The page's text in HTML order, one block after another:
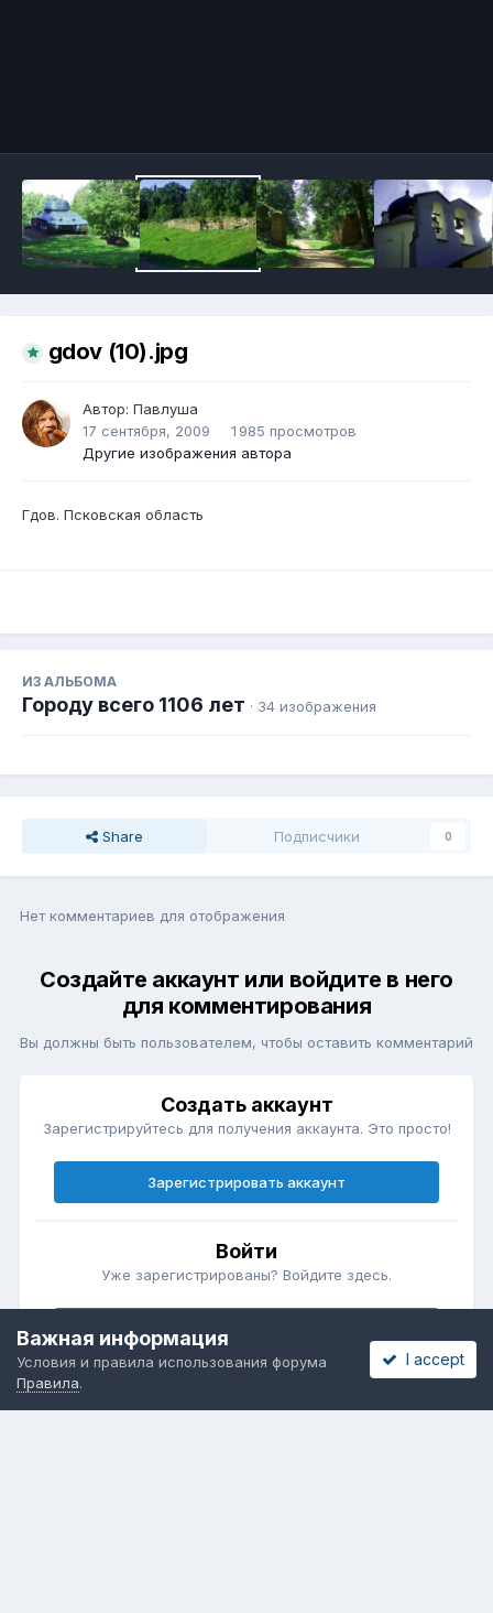
gdov (10).jpg
Автор: Павлуша
17 сентября, 2009
1 985 просмотров
Другие изображения автора
Гдов. Псковская область
ИЗ АЛЬБОМА
Городу всего 1106 лет · 34 изображения
Share Подписчики 0
Нет комментариев для отображения
Создайте аккаунт или войдите в него
для комментирования
Вы должны быть пользователем, чтобы оставить комментарий
Создать аккаунт
Зарегистрируйтесь для получения аккаунта. Это просто!
Зарегистрировать аккаунт
Войти
Уже зарегистрированы? Войдите здесь.
Важная информация
Условия и правила использования форума
Правила.
I accept